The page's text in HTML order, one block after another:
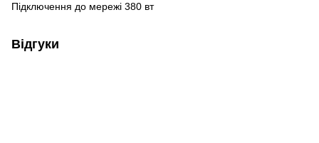
Підключення до мережі 380 вт
Відгуки